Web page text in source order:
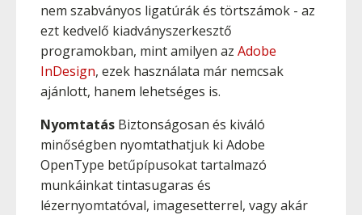
nem szabványos ligatúrák és törtszámok - az
ezt kedvelő kiadványszerkesztő
programokban, mint amilyen az Adobe
InDesign, ezek használata már nemcsak
ajánlott, hanem lehetséges is.
Nyomtatás Biztonságosan és kiváló
minőségben nyomtathatjuk ki Adobe
OpenType betűpípusokat tartalmazó
munkáinkat tintasugaras és
lézernyomtatóval, imagesetterrel, vagy akár